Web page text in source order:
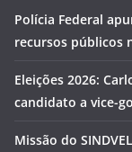
Polícia Federal
recursos públicos
Eleições 2026:
candidato a vice-
Missão do